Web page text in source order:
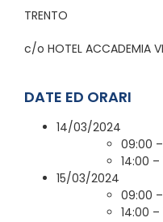
TRENTO
c/o HOTEL ACCADEMIA
DATE ED ORARI
14/03/2024
09:00 –
14:00 –
15/03/2024
09:00 –
14:00 –